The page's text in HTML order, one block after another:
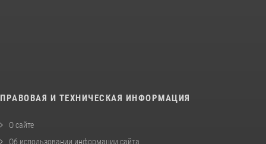
ПРАВОВАЯ И ТЕХНИЧЕСКАЯ ИНФОРМАЦИЯ
О сайте
Об использовании информации сайта